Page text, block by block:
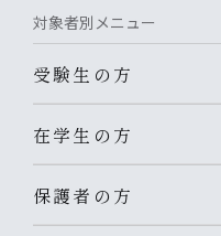
対象者別メニュー
受験生の方
在学生の方
保護者の方